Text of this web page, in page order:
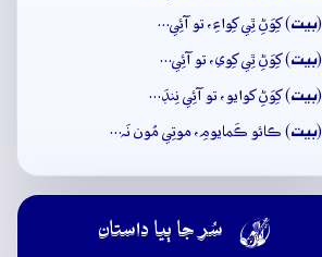
(بيت) کِوَڻِ ٿِي کِواءِ، تو آئِي…
(بيت) کِوَڻِ ٿِي کِوي، تو آئِي…
(بيت) کِوَڻِ کوايو، تو آئِي نِنڊَ…
(بيت) ڪائو ڪَمايومِ، موتِي مُون نَہ…
 سُر جا ٻيا داستان